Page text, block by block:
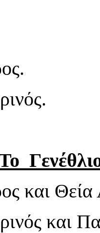
και Θεία
και